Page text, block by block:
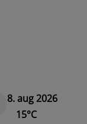
8. aug 2026
15°C